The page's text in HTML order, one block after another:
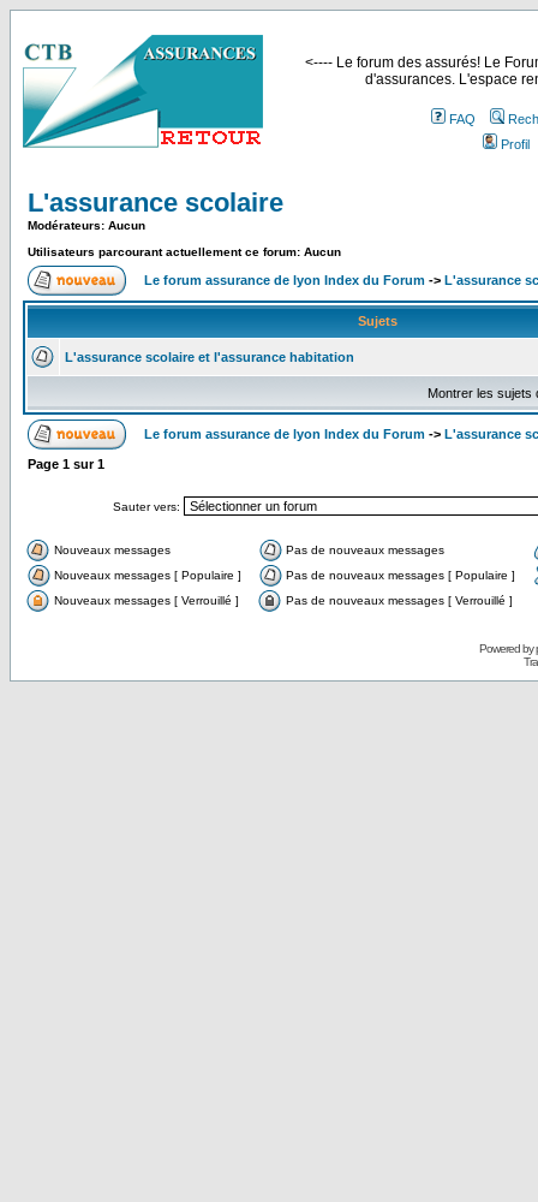
<---- Le forum des assurés! Le
d'assurances. L'espace
FAQ
Profil
L'assurance scolaire
Modérateurs: Aucun
Utilisateurs parcourant actuellement ce forum: Aucun
Le forum assurance de lyon Index du Forum -> L'assurance
Sujets
L'assurance scolaire et l'assurance habitation
Montrer les sujets
Le forum assurance de lyon Index du Forum -> L'assurance
Page 1 sur1
Sauter vers:
Nouveaux messages
Pas de nouveaux messages
Nouveaux messages [ Populaire ]
Pas de nouveaux messages [ Populaire ]
Nouveaux messages [ Verrouillé ]
Pas de nouveaux messages [ Verrouillé ]
Powered by